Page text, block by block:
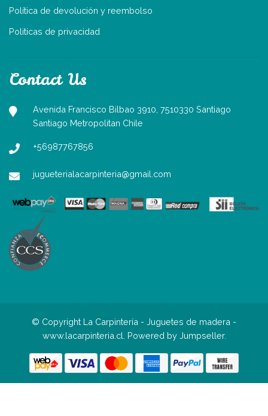
Política de devolución y reembolso
Politicas de privacidad
Contact Us
Avenida Francisco Bilbao 3910, 7510330 Santiago
Santiago Metropolitan Chile
+56987767856
jugueterialacarpinteria@gmail.com
© Copyright La Carpintería - Juguetes de madera -
www.lacarpinteria.cl. Powered by Jumpseller.